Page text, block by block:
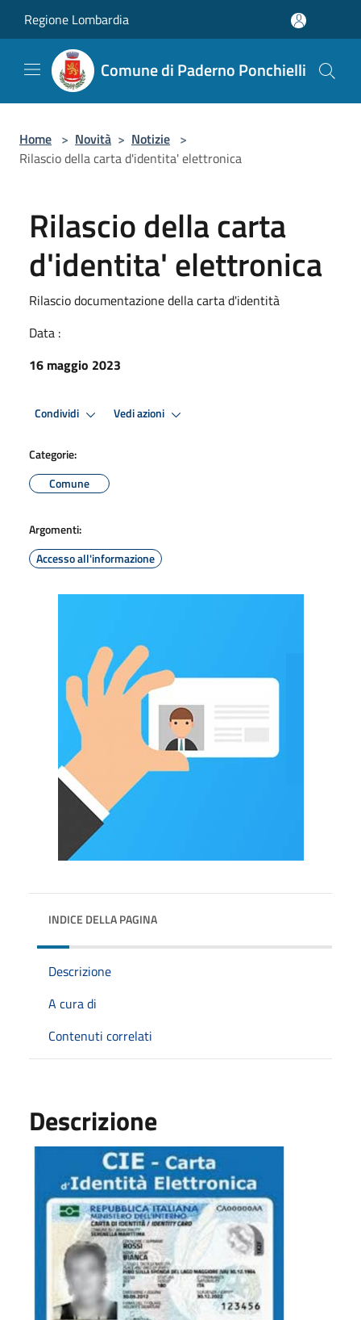
Regione Lombardia
Comune di Paderno Ponchielli
Home > Novità > Notizie >
Rilascio della carta d'identita' elettronica
Rilascio della carta
d'identita' elettronica
Rilascio documentazione della carta d'identità
Data :
16 maggio 2023
Condividi Vedi azioni
Categorie:
Comune
Argomenti:
Accesso all'informazione
INDICE DELLA PAGINA
Descrizione
A cura di
Contenuti correlati
Descrizione